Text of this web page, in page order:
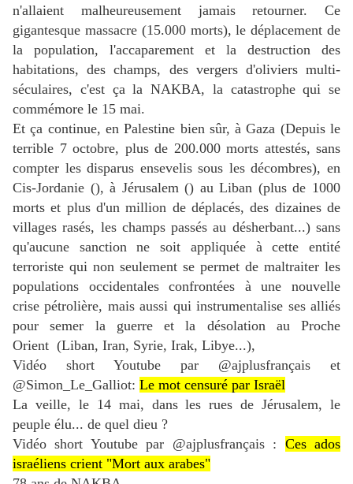
n'allaient malheureusement jamais retourner. Ce
gigantesque massacre (15.000 morts), le déplacement de
la population, l'accaparement et la destruction des
habitations, des champs, des vergers d'oliviers multi-
séculaires, c'est ça la NAKBA, la catastrophe qui se
commémore le 15 mai.
Et ça continue, en Palestine bien sûr, à Gaza (Depuis le
terrible 7 octobre, plus de 200.000 morts attestés, sans
compter les disparus ensevelis sous les décombres), en
Cis-Jordanie (), à Jérusalem () au Liban (plus de 1000
morts et plus d'un million de déplacés, des dizaines de
villages rasés, les champs passés au désherbant...) sans
qu'aucune sanction ne soit appliquée à cette entité
terroriste qui non seulement se permet de maltraiter les
populations occidentales confrontées à une nouvelle
crise pétrolière, mais aussi qui instrumentalise ses alliés
pour semer la guerre et la désolation au Proche
Orient (Liban, Iran, Syrie, Irak, Libye...),
Vidéo short Youtube par @ajplusfrançais et
@Simon_Le_Galliot: Le mot censuré par Israël
La veille, le 14 mai, dans les rues de Jérusalem, le
peuple élu... de quel dieu ?
Vidéo short Youtube par @ajplusfrançais : Ces ados
israéliens crient "Mort aux arabes"